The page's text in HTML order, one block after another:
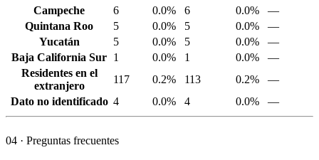
Campeche
6 0.0% 6 0.0%
—
Quintana Roo
5 0.0% 5 0.0%
—
Yucatán
5 0.0% 5 0.0%
—
Baja California Sur 1 0.0% 1 0.0%
—
Residentes en el
extranjero
117 0.2% 113 0.2%
—
Dato no identificado 4 0.0% 4 0.0% —
04 · Preguntas frecuentes